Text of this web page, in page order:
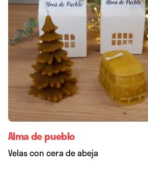
Alma de pueblo
Velas con cera de abeja